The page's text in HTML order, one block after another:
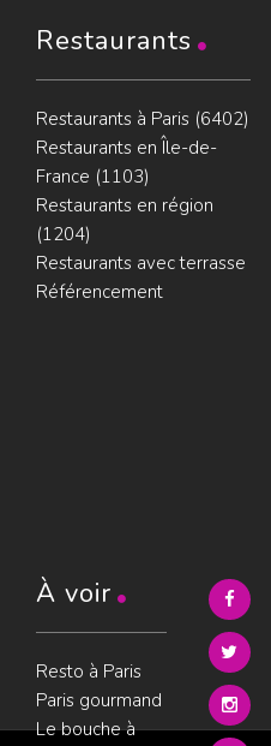
Restaurants
Restaurants à Paris (6402)
Restaurants en Île-de-
France (1103)
Restaurants en région
(1204)
Restaurants avec terrasse
Référencement
À voir
Resto à Paris
Paris gourmand
Le bouche à